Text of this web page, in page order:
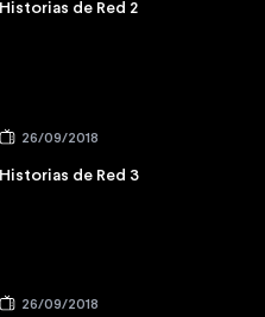
Historias de Red 2
26/09/2018
Historias de Red 3
26/09/2018